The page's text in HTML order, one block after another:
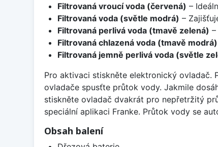
Filtrovaná vroucí voda (červená) –
Filtrovaná voda (světle modrá) –
Filtrovaná perlivá voda (tmavě zelená)
Filtrovaná chlazená voda (tmavě modrá)
Filtrovaná jemně perlivá voda (světle
Pro aktivaci stiskněte elektronický ovladač.
ovladače spusťte průtok vody. Jakmile
stiskněte ovladač dvakrát pro nepřetržitý
speciální aplikaci Franke. Průtok vody se
Obsah balení